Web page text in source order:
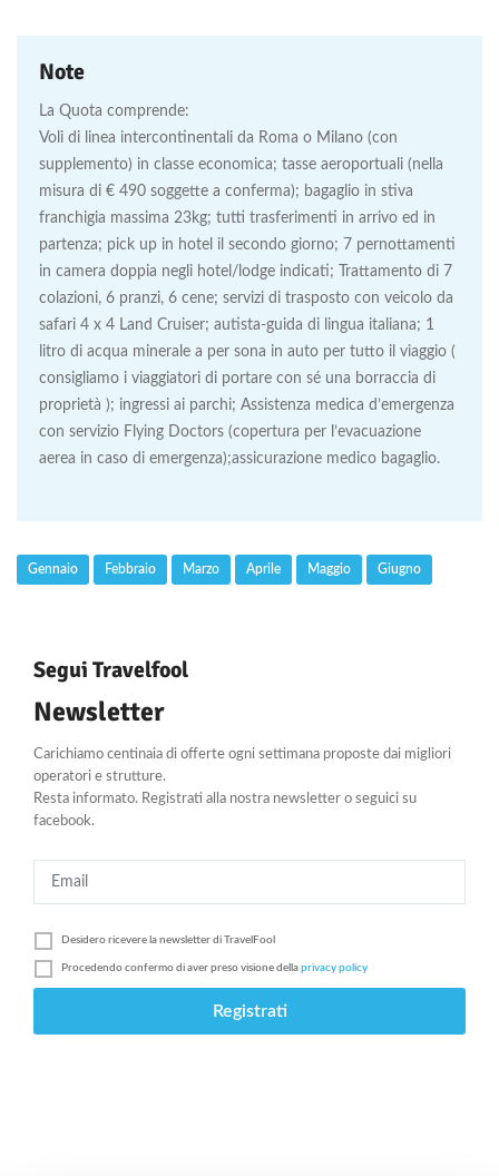
Note
La Quota comprende:
Voli di linea intercontinentali da Roma o Milano (con
supplemento) in classe economica; tasse aeroportuali (nella
misura di € 490 soggette a conferma); bagaglio in stiva
franchigia massima 23kg; tutti trasferimenti in arrivo ed in
partenza; pick up in hotel il secondo giorno; 7 pernottamenti
in camera doppia negli hotel/lodge indicati; Trattamento di 7
colazioni, 6 pranzi, 6 cene; servizi di trasposto con veicolo da
safari 4 x 4 Land Cruiser; autista-guida di lingua italiana; 1
litro di acqua minerale a per sona in auto per tutto il viaggio (
consigliamo i viaggiatori di portare con sé una borraccia di
proprietà ); ingressi ai parchi; Assistenza medica d’emergenza
con servizio Flying Doctors (copertura per l’evacuazione
aerea in caso di emergenza);assicurazione medico bagaglio.
Gennaio Febbraio Marzo Aprile Maggio Giugno
Segui Travelfool
Newsletter
Carichiamo centinaia di offerte ogni settimana proposte dai migliori
operatori e strutture.
Resta informato. Registrati alla nostra newsletter o seguici su
facebook.
Desidero ricevere la newsletter di TravelFool
Procedendo confermo di aver preso visione della privacy policy
Registrati